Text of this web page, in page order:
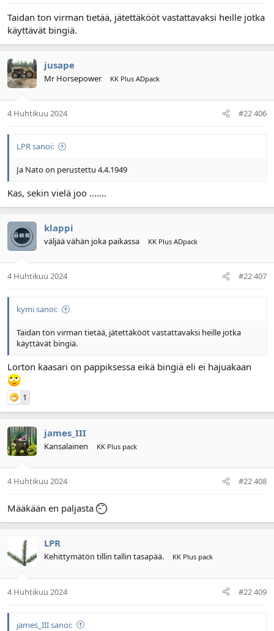
Taidan ton virman tietää, jätettäkööt vastattavaksi heille jotka
käyttävät bingiä.
jusape
Mr Horsepower KK Plus ADpack
4 Huhtikuu 2024 #22 406
LPR sanoi:
Ja Nato on perustettu 4.4.1949
Kas, sekin vielä joo .......
klappi
väljää vähän joka paikassa KK Plus ADpack
4 Huhtikuu 2024 #22 407
kymi sanoi:
Taidan ton virman tietää, jätettäkööt vastattavaksi heille jotka
käyttävät bingiä.
Lorton kaasari on pappiksessa eikä bingiä eli ei hajuakaan
1
james_III
Kansalainen KK Plus pack
4 Huhtikuu 2024 #22 408
Määkään en paljasta
LPR
Kehittymätön tillin tallin tasapää. KK Plus pack
4 Huhtikuu 2024 #22 409
james_III sanoi: